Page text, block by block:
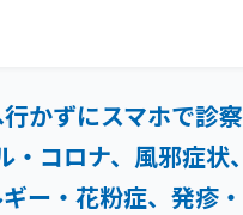
かずにスマホで診察
・コロナ、風邪症状、
ー・花粉症、 発疹・